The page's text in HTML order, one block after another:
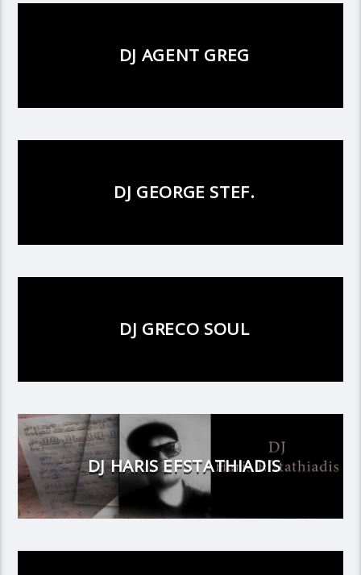
DJ AGENT GREG
DJ GEORGE STEF.
DJ GRECO SOUL
DJ HARIS EFSTATHIADIS